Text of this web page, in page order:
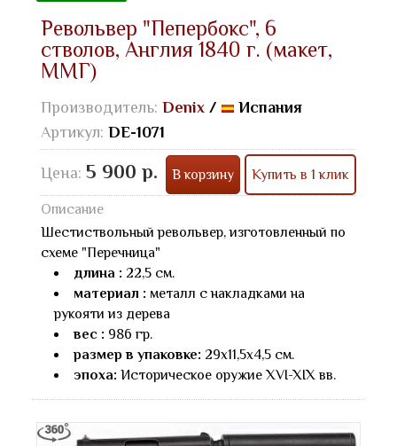
Револьвер "Пепербокс", 6
стволов, Англия 1840 г. (макет,
ММГ)
Производитель: Denix /
Испания
Артикул: DE-1071
Цена: 5 900 р. В корзину Купить в 1 клик
Описание
Шестиствольный револьвер, изготовленный по
схеме "Перечница"
длина : 22,5 см.
материал : металл с накладками на
рукояти из дерева
вес : 986 гр.
размер в упаковке: 29х11,5х4,5 см.
эпоха: Историческое оружие XVI-XIX вв.